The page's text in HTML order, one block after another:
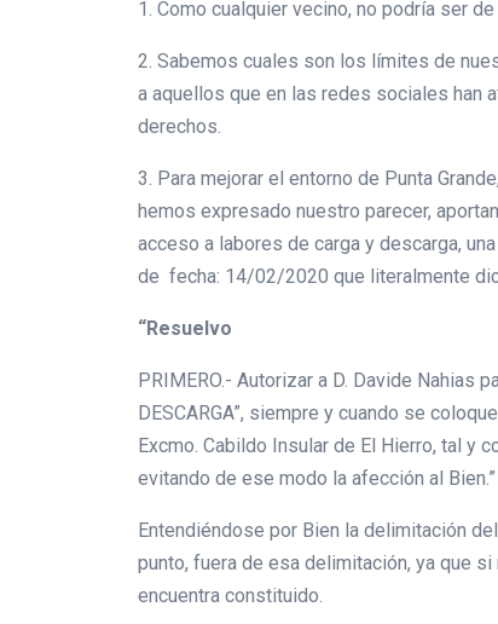
1. Como cualquier vecino, no podría ser
2. Sabemos cuales son los límites de
a aquellos que en las redes sociales han
derechos.
3. Para mejorar el entorno de Punta
hemos expresado nuestro parecer,
acceso a labores de carga y descarga,
de fecha: 14/02/2020 que literalmente
“Resuelvo
PRIMERO.- Autorizar a D. Davide Nahias
DESCARGA”, siempre y cuando se
Excmo. Cabildo Insular de El Hierro, tal y
evitando de ese modo la afección al Bien.”
Entendiéndose por Bien la delimitación
punto, fuera de esa delimitación, ya que
encuentra constituido.